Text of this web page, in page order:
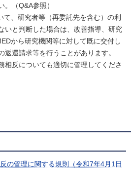
（Q&A参照）
、研究者等（再委託先を含む）の利
いと判断した場合は、改善指導、研究
から研究機関等に対して既に交付し
返還請求等を行うことがあります。
相反についても適切に管理してくださ
の管理に関する規則（令和7年4月1日